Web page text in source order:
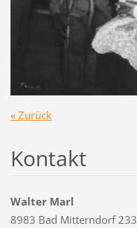
« Zurück
Kontakt
Walter Marl
8983 Bad Mitterndorf 233